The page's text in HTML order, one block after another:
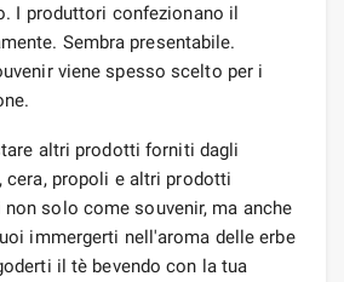
I produttori confezionano il
Sembra presentabile.
viene spesso scelto per i
altri prodotti forniti dagli
cera, propoli e altri prodotti
solo come souvenir, ma anche
immergerti nell'aroma delle erbe
il ​​tè bevendo con la tua